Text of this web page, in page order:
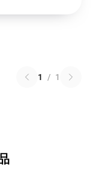
1 / 1